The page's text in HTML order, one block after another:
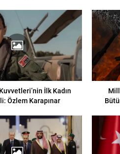
İlk Kadın
Özlem Karapınar